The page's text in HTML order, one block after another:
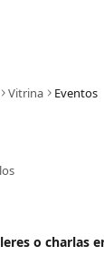
Vitrina Eventos
o charlas